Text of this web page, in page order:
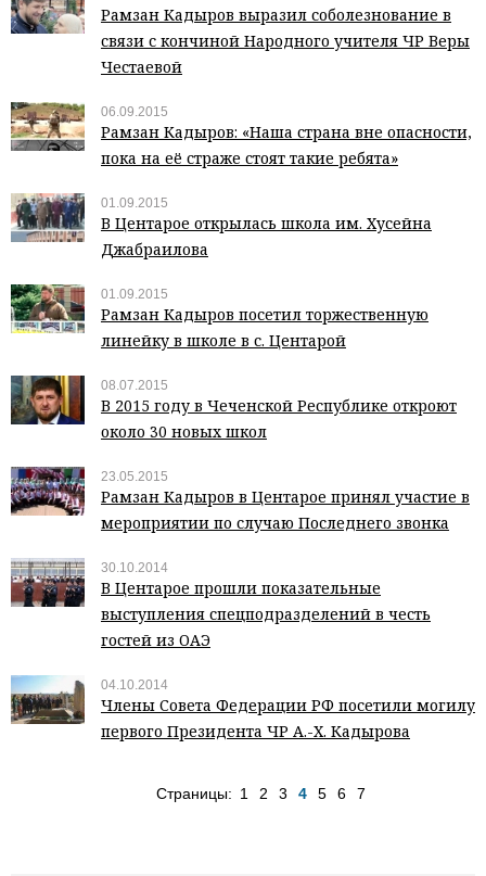
Рамзан Кадыров выразил соболезнование в
связи с кончиной Народного учителя ЧР Веры
Честаевой
06.09.2015
Рамзан Кадыров: «Наша страна вне опасности,
пока на её страже стоят такие ребята»
01.09.2015
В Центарое открылась школа им. Хусейна
Джабраилова
01.09.2015
Рамзан Кадыров посетил торжественную
линейку в школе в с. Центарой
08.07.2015
В 2015 году в Чеченской Республике откроют
около 30 новых школ
23.05.2015
Рамзан Кадыров в Центарое принял участие в
мероприятии по случаю Последнего звонка
30.10.2014
В Центарое прошли показательные
выступления спецподразделений в честь
гостей из ОАЭ
04.10.2014
Члены Совета Федерации РФ посетили могилу
первого Президента ЧР А.-Х. Кадырова
Страницы: 1 2 3 4 5 6 7